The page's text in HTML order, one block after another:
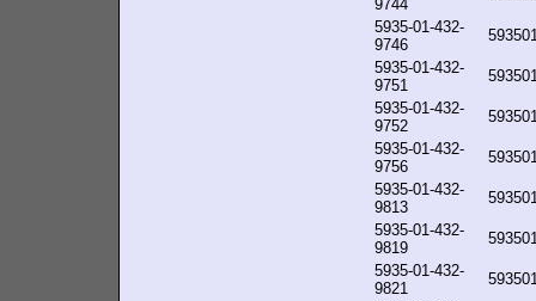
9744
5935-01-432-
9746
5935-01-432-
9751
5935-01-432-
9752
5935-01-432-
9756
5935-01-432-
9813
5935-01-432-
9819
5935-01-432-
9821